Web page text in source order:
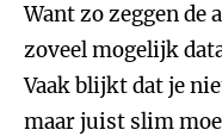
Want zo zeggen de
zoveel mogelijk
Vaak blijkt dat je
maar juist slim